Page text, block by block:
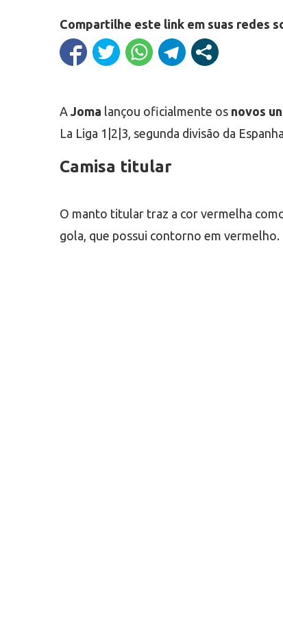
Compartilhe este link em suas redes
A Joma lançou oficialmente os novos
La Liga 1|2|3, segunda divisão da
Camisa titular
O manto titular traz a cor vermelha
gola, que possui contorno em vermelho.